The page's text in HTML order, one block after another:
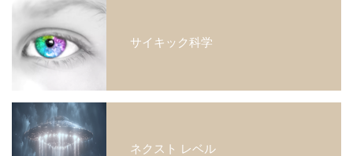
サイキック科学
ネクスト レベル